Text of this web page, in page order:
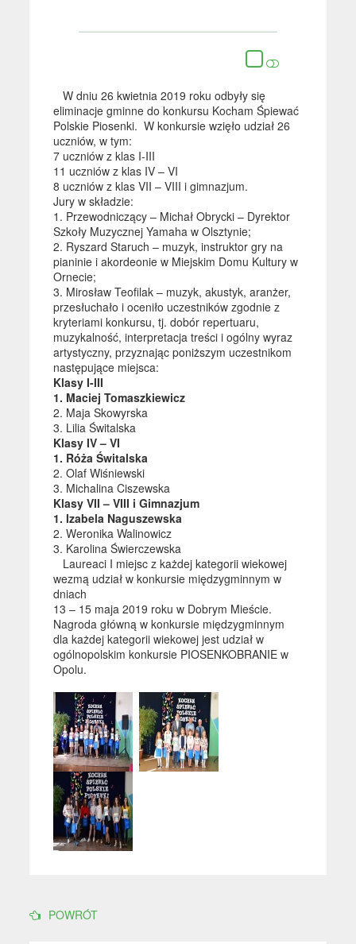
W dniu 26 kwietnia 2019 roku odbyły się
eliminacje gminne do konkursu Kocham Śpiewać
Polskie Piosenki. W konkursie wzięło udział 26
uczniów, w tym:
7 uczniów z klas I-III
11 uczniów z klas IV – VI
8 uczniów z klas VII – VIII i gimnazjum.
Jury w składzie:
1. Przewodniczący – Michał Obrycki – Dyrektor
Szkoły Muzycznej Yamaha w Olsztynie;
2. Ryszard Staruch – muzyk, instruktor gry na
pianinie i akordeonie w Miejskim Domu Kultury w
Ornecie;
3. Mirosław Teofilak – muzyk, akustyk, aranżer,
przesłuchało i oceniło uczestników zgodnie z
kryteriami konkursu, tj. dobór repertuaru,
muzykalność, interpretacja treści i ogólny wyraz
artystyczny, przyznając poniższym uczestnikom
następujące miejsca:
Klasy I-III
1. Maciej Tomaszkiewicz
2. Maja Skowyrska
3. Lilia Świtalska
Klasy IV – VI
1. Róża Świtalska
2. Olaf Wiśniewski
3. Michalina Ciszewska
Klasy VII – VIII i Gimnazjum
1. Izabela Naguszewska
2. Weronika Walinowicz
3. Karolina Świerczewska
Laureaci I miejsc z każdej kategorii wiekowej
wezmą udział w konkursie międzygminnym w
dniach
13 – 15 maja 2019 roku w Dobrym Mieście.
Nagroda główną w konkursie międzygminnym
dla każdej kategorii wiekowej jest udział w
ogólnopolskim konkursie PIOSENKOBRANIE w
Opolu.
POWRÓT